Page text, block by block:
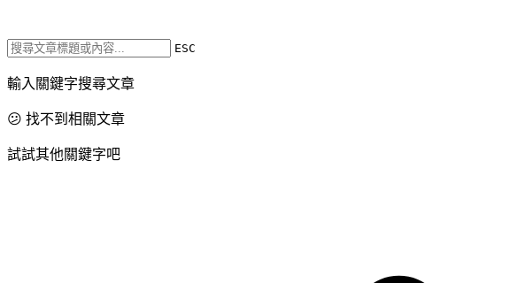
ESC
輸入關鍵字搜尋文章
😕 找不到相關文章
試試其他關鍵字吧